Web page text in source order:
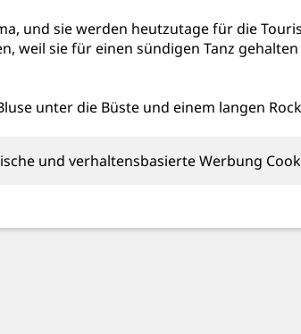
und sie werden heutzutage für die
weil sie für einen sündigen Tanz
unter die Büste und einem langen
und verhaltensbasierte Werbung